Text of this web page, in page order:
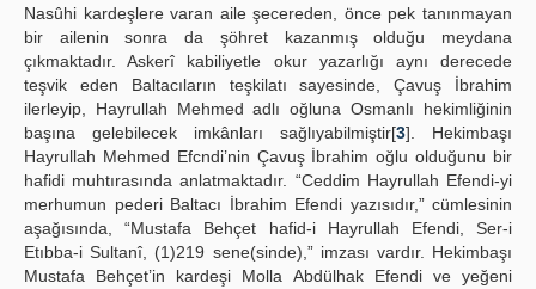
Nasûhi kardeşlere varan aile şecereden, önce pek tanınmayan
bir ailenin sonra da şöhret kazanmış olduğu meydana
çıkmaktadır. Askerî kabiliyetle okur yazarlığı aynı derecede
teşvik eden Baltacıların teşkilatı sayesinde, Çavuş İbrahim
ilerleyip, Hayrullah Mehmed adlı oğluna Osmanlı hekimliğinin
başına gelebilecek imkânları sağlıyabilmiştir[3]. Hekimbaşı
Hayrullah Mehmed Efcndi’nin Çavuş İbrahim oğlu olduğunu bir
hafidi muhtırasında anlatmaktadır. “Ceddim Hayrullah Efendi-yi
merhumun pederi Baltacı İbrahim Efendi yazısıdır,” cümlesinin
aşağısında, “Mustafa Behçet hafid-i Hayrullah Efendi, Ser-i
Etıbba-i Sultanî, (1)219 sene(sinde),” imzası vardır. Hekimbaşı
Mustafa Behçet’in kardeşi Molla Abdülhak Efendi ve yeğeni